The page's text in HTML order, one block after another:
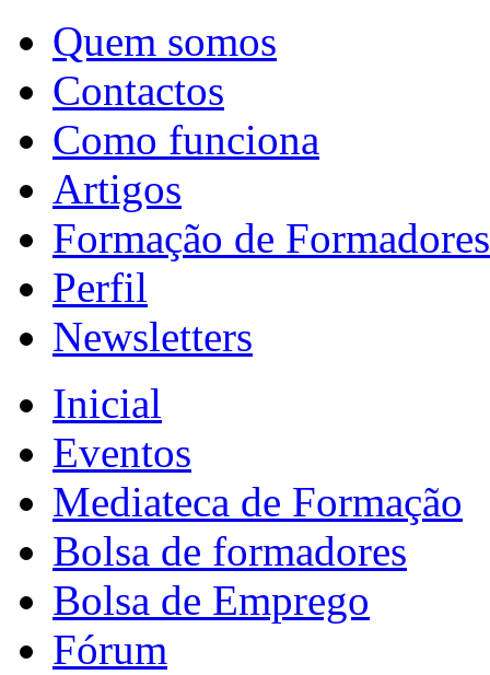
Quem somos
Contactos
Como funciona
Artigos
Formação de Formadores
Perfil
Newsletters
Inicial
Eventos
Mediateca de Formação
Bolsa de formadores
Bolsa de Emprego
Fórum